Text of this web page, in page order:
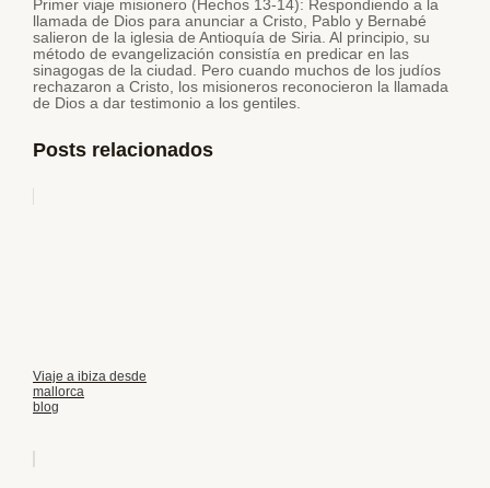
Primer viaje misionero (Hechos 13-14): Respondiendo a la
llamada de Dios para anunciar a Cristo, Pablo y Bernabé
salieron de la iglesia de Antioquía de Siria. Al principio, su
método de evangelización consistía en predicar en las
sinagogas de la ciudad. Pero cuando muchos de los judíos
rechazaron a Cristo, los misioneros reconocieron la llamada
de Dios a dar testimonio a los gentiles.
Posts relacionados
Viaje a ibiza desde
mallorca
blog